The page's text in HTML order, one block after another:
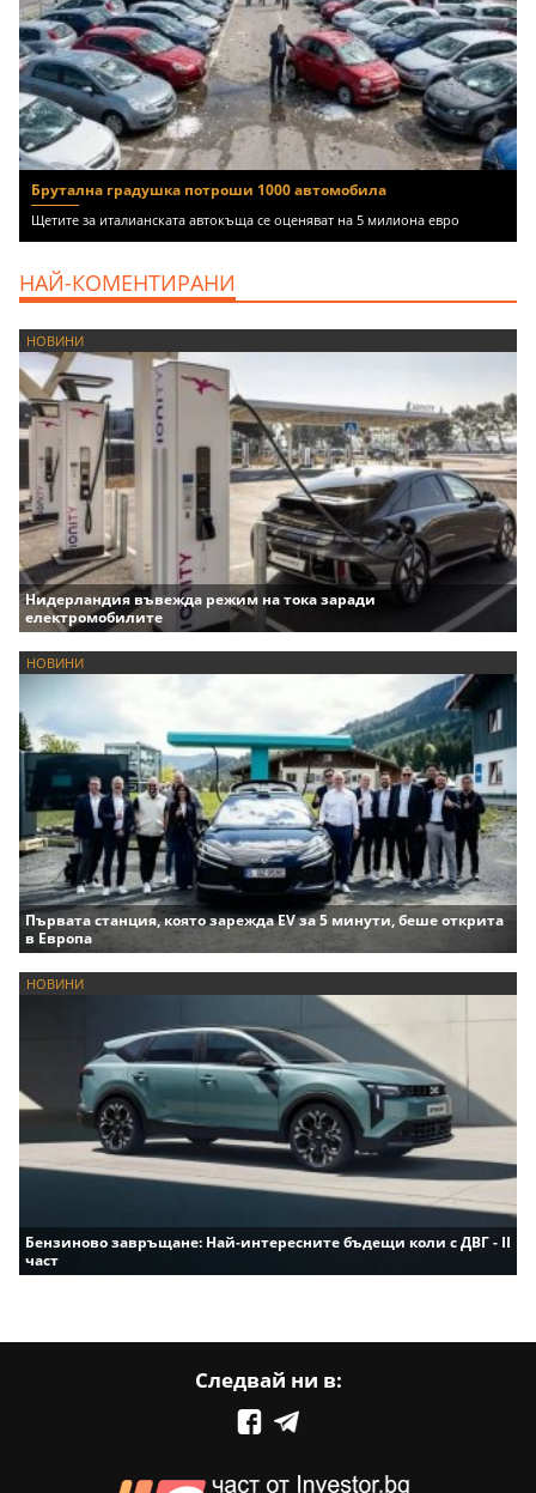
Брутална градушка потроши 1000 автомобила
Щетите за италианската автокъща се оценяват на 5 милиона евро
НАЙ-КОМЕНТИРАНИ
НОВИНИ
Нидерландия въвежда режим на тока заради
електромобилите
НОВИНИ
Първата станция, която зарежда EV за 5 минути, беше открита
в Европа
НОВИНИ
Бензиново завръщане: Най-интересните бъдещи коли с ДВГ - II
част
Следвай ни в: